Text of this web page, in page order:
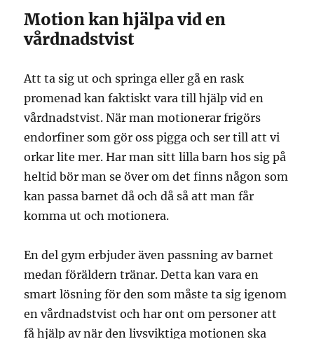
Motion kan hjälpa vid en
vårdnadstvist
Att ta sig ut och springa eller gå en rask
promenad kan faktiskt vara till hjälp vid en
vårdnadstvist. När man motionerar frigörs
endorfiner som gör oss pigga och ser till att vi
orkar lite mer. Har man sitt lilla barn hos sig på
heltid bör man se över om det finns någon som
kan passa barnet då och då så att man får
komma ut och motionera.
En del gym erbjuder även passning av barnet
medan föräldern tränar. Detta kan vara en
smart lösning för den som måste ta sig igenom
en vårdnadstvist och har ont om personer att
få hjälp av när den livsviktiga motionen ska